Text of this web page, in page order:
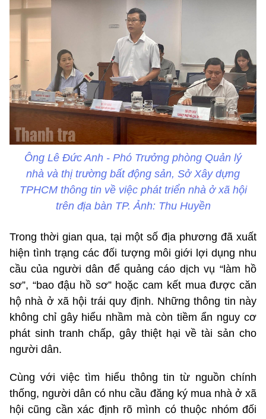
Ông Lê Đức Anh - Phó Trưởng phòng Quản lý
nhà và thị trường bất động sản, Sở Xây dựng
TPHCM thông tin về việc phát triển nhà ở xã hội
trên địa bàn TP. Ảnh: Thu Huyền
Trong thời gian qua, tại một số địa phương đã xuất
hiện tình trạng các đối tượng môi giới lợi dụng nhu
cầu của người dân để quảng cáo dịch vụ “làm hồ
sơ”, “bao đậu hồ sơ” hoặc cam kết mua được căn
hộ nhà ở xã hội trái quy định. Những thông tin này
không chỉ gây hiểu nhầm mà còn tiềm ẩn nguy cơ
phát sinh tranh chấp, gây thiệt hại về tài sản cho
người dân.
Cùng với việc tìm hiểu thông tin từ nguồn chính
thống, người dân có nhu cầu đăng ký mua nhà ở xã
hội cũng cần xác định rõ mình có thuộc nhóm đối